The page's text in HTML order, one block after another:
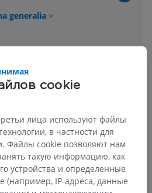
generalia >
cookie
лица используют файлы
в частности для
Файлы cookie позволяют нам
такую информацию, как
устройства и определенные
(например, IP-адреса, данные